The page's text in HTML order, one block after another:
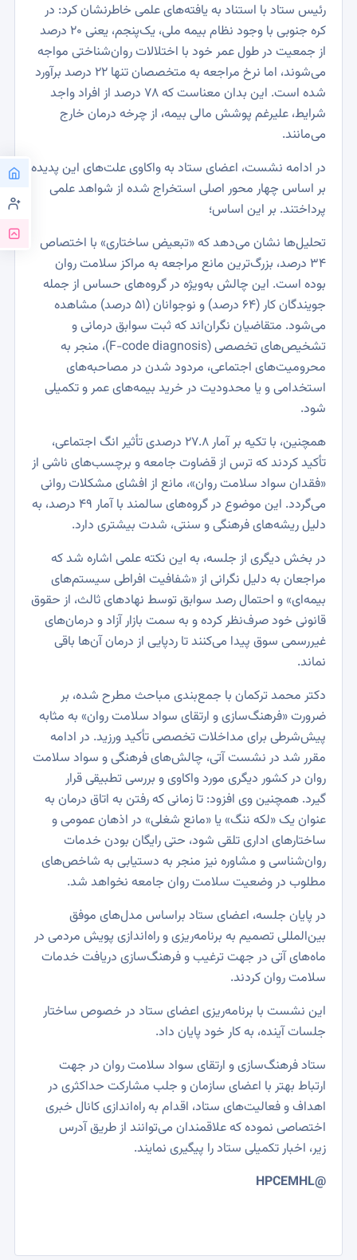
رئیس ستاد با استناد به یافته‌های علمی خاطرنشان کرد: در
کره جنوبی با وجود نظام بیمه ملی، یک‌پنجم، یعنی 20 درصد
از جمعیت در طول عمر خود با اختلالات روان‌شناختی مواجه
می‌شوند، اما نرخ مراجعه به متخصصان تنها 22 درصد برآورد
شده است. این بدان معناست که 78 درصد از افراد واجد
شرایط، علیرغم پوشش مالی بیمه، از چرخه درمان خارج
می‌مانند.
در ادامه نشست، اعضای ستاد به واکاوی علت‌های این پدیده
بر اساس چهار محور اصلی استخراج شده از شواهد علمی
پرداختند. بر این اساس؛
تحلیل‌ها نشان می‌دهد که «تبعیض ساختاری» با اختصاص
۳۴ درصد، بزرگ‌ترین مانع مراجعه به مراکز سلامت روان
بوده است. این چالش به‌ویژه در گروه‌های حساس از جمله
جویندگان کار (۶۴ درصد) و نوجوانان (۵۱ درصد) مشاهده
می‌شود. متقاضیان نگران‌اند که ثبت سوابق درمانی و
تشخیص‌های تخصصی (F-code diagnosis)، منجر به
محرومیت‌های اجتماعی، مردود شدن در مصاحبه‌های
استخدامی و یا محدودیت در خرید بیمه‌های عمر و تکمیلی
شود.
همچنین، با تکیه بر آمار ۲۷.۸ درصدی تأثیر انگ اجتماعی،
تأکید کردند که ترس از قضاوت جامعه و برچسب‌های ناشی از
«فقدان سواد سلامت روان»، مانع از افشای مشکلات روانی
می‌گردد. این موضوع در گروه‌های سالمند با آمار ۴۹ درصد، به
دلیل ریشه‌های فرهنگی و سنتی، شدت بیشتری دارد.
در بخش دیگری از جلسه، به این نکته علمی اشاره شد که
مراجعان به دلیل نگرانی از «شفافیت افراطی سیستم‌های
بیمه‌ای» و احتمال رصد سوابق توسط نهادهای ثالث، از حقوق
قانونی خود صرف‌نظر کرده و به سمت بازار آزاد و درمان‌های
غیررسمی سوق پیدا می‌کنند تا ردپایی از درمان آن‌ها باقی
نماند.
دکتر محمد ترکمان با جمع‌بندی مباحث مطرح شده، بر
ضرورت «فرهنگ‌سازی و ارتقای سواد سلامت روان» به مثابه
پیش‌شرطی برای مداخلات تخصصی تأکید ورزید. در ادامه
مقرر شد در نشست آتی، چالش‌های فرهنگی و سواد سلامت
روان در کشور دیگری مورد واکاوی و بررسی تطبیقی قرار
گیرد. همچنین وی افزود: تا زمانی که رفتن به اتاق درمان به
عنوان یک «لکه‌ ننگ» یا «مانع شغلی» در اذهان عمومی و
ساختارهای اداری تلقی شود، حتی رایگان بودن خدمات
روان‌شناسی و مشاوره نیز منجر به دستیابی به شاخص‌های
مطلوب در وضعیت سلامت روان جامعه نخواهد شد.
در پایان جلسه، اعضای ستاد براساس مدل‌های موفق
بین‌المللی تصمیم به برنامه‌ریزی و راه‌اندازی پویش مردمی در
ماه‌های آتی در جهت ترغیب و فرهنگ‌سازی دریافت خدمات
سلامت روان کردند.
این نشست با برنامه‌ریزی اعضای ستاد در خصوص ساختار
جلسات آینده، به کار خود پایان داد.
ستاد فرهنگ‌سازی و ارتقای سواد سلامت روان در جهت
ارتباط بهتر با اعضای سازمان و جلب مشارکت حداکثری در
اهداف و فعالیت‌های ستاد، اقدام به راه‌اندازی کانال خبری
اختصاصی نموده که علاقمندان می‌توانند از طریق آدرس
زیر، اخبار تکمیلی ستاد را پیگیری نمایند.
@HPCEMHL